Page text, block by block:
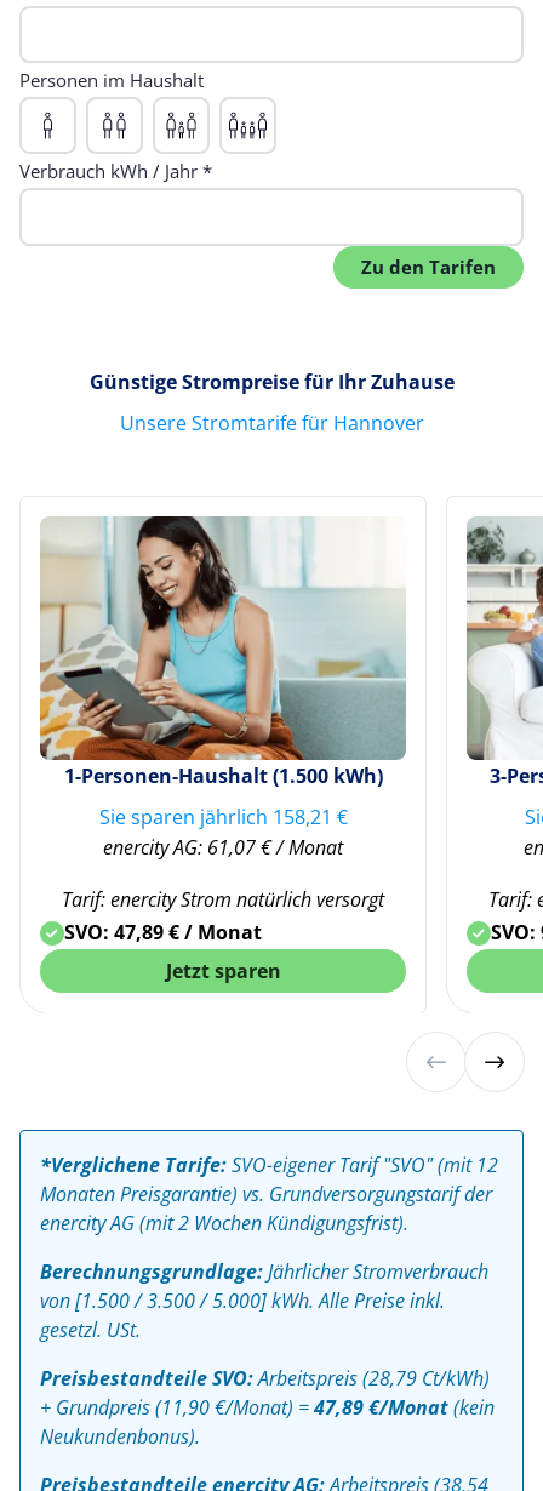
Günstige Strompreise für Ihr Zuhause
Unsere Stromtarife für Hannover
1-Personen-Haushalt (1.500 kWh)
Sie sparen jährlich 158,21 €
enercity AG: 61,07 € / Monat
Tarif: enercity Strom natürlich versorgt
SVO: 47,89 € / Monat
Jetzt sparen
3-
Tarif:
*Verglichene Tarife:SVO-eigener Tarif "SVO" (mit 12
Monaten Preisgarantie) vs. Grundversorgungstarif der
enercity AG (mit 2 Wochen Kündigungsfrist).
Berechnungsgrundlage:Jährlicher Stromverbrauch
von [1.500 / 3.500 / 5.000] kWh. Alle Preise inkl.
gesetzl. USt.
Preisbestandteile SVO:Arbeitspreis (28,79 Ct/kWh)
+ Grundpreis (11,90 €/Monat) =47,89 €/Monat(kein
Neukundenbonus).
Preisbestandteile enercity AG:Arbeitspreis (38,54